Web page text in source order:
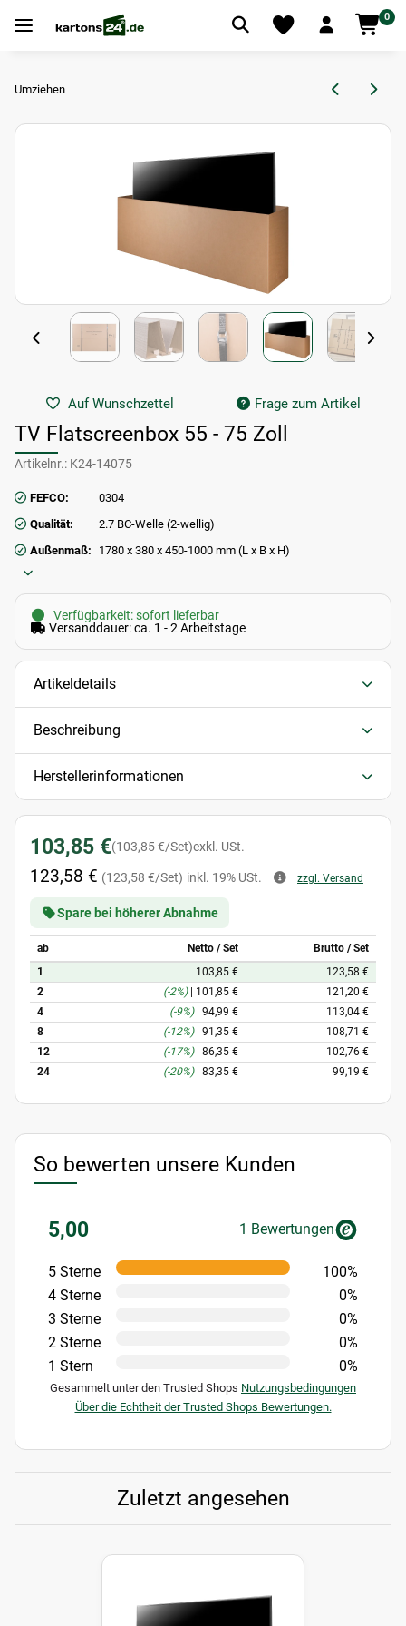
0
Umziehen
Auf Wunschzettel Frage zum Artikel
TV Flatscreenbox 55 - 75 Zoll
Artikelnr.: K24-14075
FEFCO:
0304
Qualität:
2.7 BC-Welle (2-wellig)
Außenmaß:
1780 x 380 x 450-1000 mm (L x B x H)
Verfügbarkeit: sofort lieferbar
Versanddauer: ca. 1 - 2 Arbeitstage
Artikeldetails
Beschreibung
Herstellerinformationen
103,85 €(103,85 €/Set)exkl. USt.
123,58 € (123,58 €/Set) inkl. 19% USt. zzgl. Versand
Spare bei höherer Abnahme
ab Netto / Set
Brutto / Set
1
103,85 €
123,58 €
2
(-2%) 101,85 €
121,20 €
4
(-9%) 94,99 €
113,04 €
8
(-12%) 91,35 €
108,71 €
12
(-17%) 86,35 €
102,76 €
24
(-20%) 83,35 € 99,19 €
So bewerten unsere Kunden
5,00 1 Bewertungen
5 Sterne
100%
4 Sterne
0%
3 Sterne
0%
2 Sterne
0%
1 Stern
0%
Gesammelt unter den Trusted Shops Nutzungsbedingungen
Über die Echtheit der Trusted Shops Bewertungen.
Zuletzt angesehen